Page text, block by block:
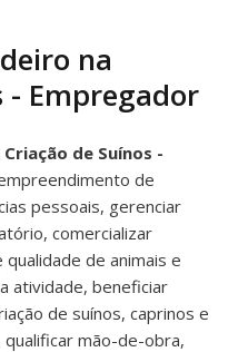
na
- Empregador
de Suínos -
de
pessoais, gerenciar
comercializar
de animais e
atividade, beneficiar
de suínos, caprinos e
mão-de-obra,